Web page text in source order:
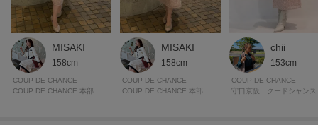
MISAKI
158cm
COUP DE CHANCE
COUP DE CHANCE 本部
MISAKI
158cm
COUP DE CHANCE
COUP DE CHANCE 本部
chii
153cm
COUP DE CHANCE
守口京阪 クードシャンス